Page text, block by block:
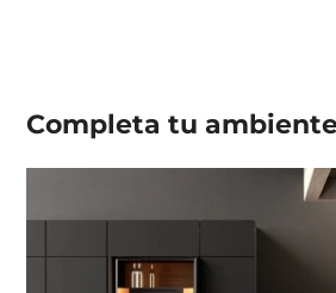
Completa tu